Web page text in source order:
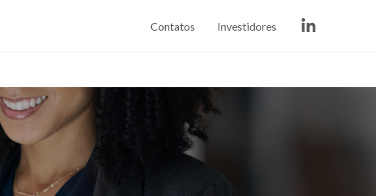
Contatos Investidores